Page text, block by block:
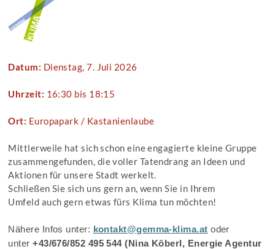
Datum: Dienstag, 7. Juli 2026
Uhrzeit: 16:30 bis 18:15
Ort: Europapark / Kastanienlaube
Mittlerweile hat sich schon eine engagierte kleine Gruppe
zusammengefunden, die voller Tatendrang an Ideen und
Aktionen für unsere Stadt werkelt.
Schließen Sie sich uns gern an, wenn Sie in Ihrem
Umfeld auch gern etwas fürs Klima tun möchten!
Nähere Infos unter: kontakt@gemma-klima.at oder
unter+43/676/852 495 544 (Nina Köberl, Energie Agentur